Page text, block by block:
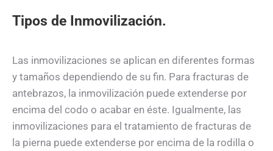
Tipos de Inmovilización.
Las inmovilizaciones se aplican en diferentes formas
y tamaños dependiendo de su fin. Para fracturas de
antebrazos, la inmovilización puede extenderse por
encima del codo o acabar en éste. Igualmente, las
inmovilizaciones para el tratamiento de fracturas de
la pierna puede extenderse por encima de la rodilla o